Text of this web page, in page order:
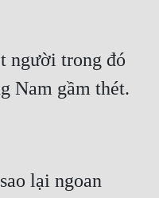
người trong đó
Nam gầm thét.
lại ngoan